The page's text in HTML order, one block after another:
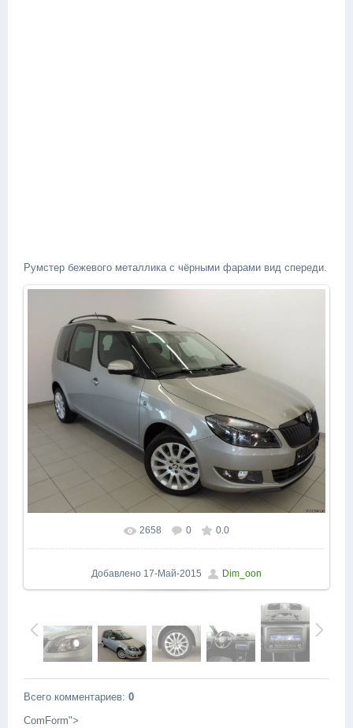
Румстер бежевого металлика с чёрными фарами вид спереди.
В реальном размере 1600x1200
2658 0 0.0
Добавлено 17-Май-2015 Dim_oon
Всего комментариев: 0
ComForm">